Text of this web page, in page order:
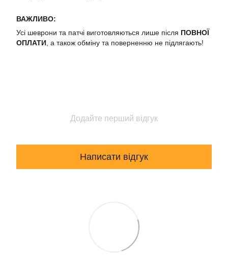
ВАЖЛИВО:
Усі шеврони та патчі виготовляються лише після ПОВНОЇ
ОПЛАТИ , а також обміну та поверненню не підлягають!
Додайте перший відгук
Написати відгук